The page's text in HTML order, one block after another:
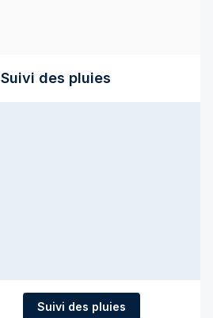
Suivi des pluies
Suivi des pluies